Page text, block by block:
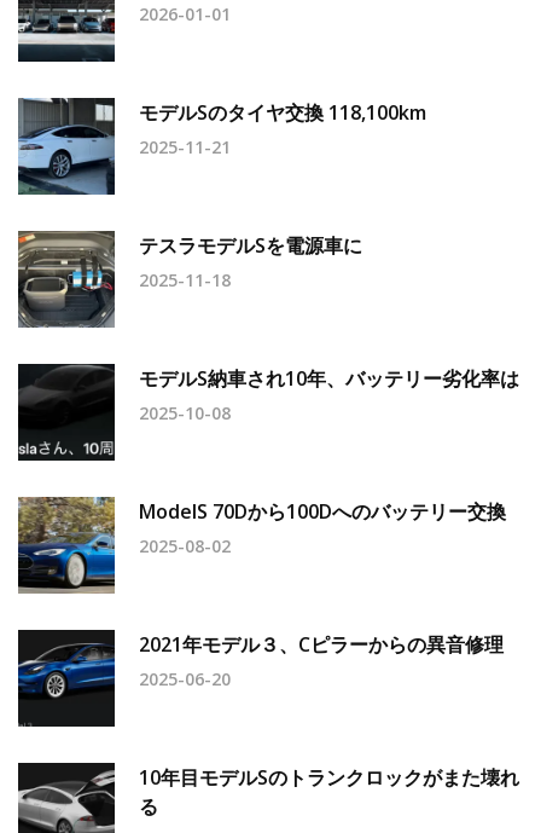
2026-01-01
モデルSのタイヤ交換 118,100km
2025-11-21
テスラモデルSを電源車に
2025-11-18
モデルS納車され10年、バッテリー劣化率は
2025-10-08
ModelS 70Dから100Dへのバッテリー交換
2025-08-02
2021年モデル３、Cピラーからの異音修理
2025-06-20
10年目モデルSのトランクロックがまた壊れ
る